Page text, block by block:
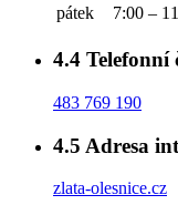
pátek
7:00 –
4.4 Telefonní
483 769 190
4.5 Adresa
zlata-olesnice.cz